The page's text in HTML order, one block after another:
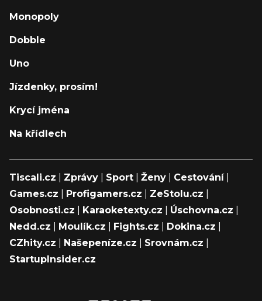
Monopoly
Dobble
Uno
Jízdenky, prosím!
Krycí jména
Na křídlech
Tiscali.cz Zprávy Sport Ženy Cestování|
Games.cz
Profigamers.cz ZeStolu.cz
Osobnosti.cz
Karaoketexty.cz Úschovna.cz
Nedd.cz
Moulík.cz Fights.cz Dokina.cz
CZhity.cz
Našepeníze.cz Srovnám.cz
StartupInsider.cz